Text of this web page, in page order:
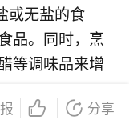
或无盐的食
品。同时，烹
等调味品来增
分享